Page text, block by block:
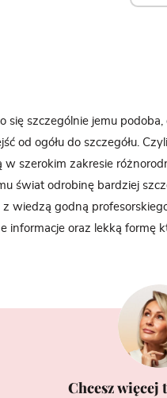
się szczególnie jemu podoba,
od ogółu do szczegółu.
w szerokim zakresie
świat odrobinę bardziej
z wiedzą godną
informacje oraz lekką formę
Chcesz więcej